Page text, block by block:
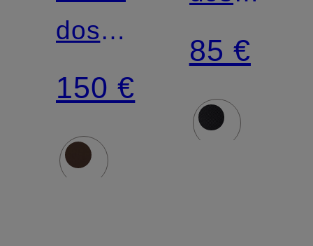
dos
BASECAMP
FUSEBOX
S 30 l
150 €
VAULT
26 l
avec
85 €